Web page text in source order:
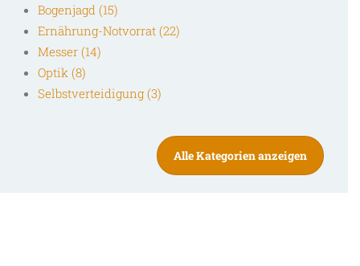
Bogenjagd (15)
Ernährung-Notvorrat (22)
Messer (14)
Optik (8)
Selbstverteidigung (3)
Alle Kategorien anzeigen